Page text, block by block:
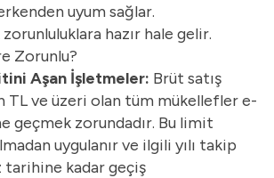
uyum sağlar.
hazır hale gelir.
Zorunlu?
Aşan İşletmeler: Brüt satış
TL ve üzeri olan tüm mükellefler e-
geçmek zorundadır. Bu limit
uygulanır ve ilgili yılı takip
tarihine kadar geçiş